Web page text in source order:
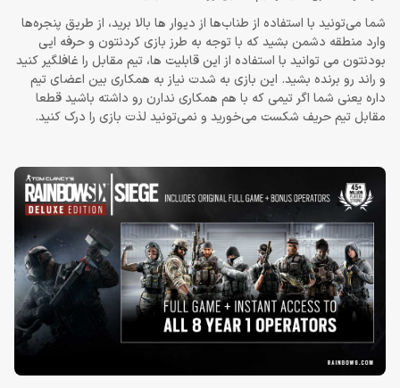
شما می‌تونید با استفاده از طناب‌ها از دیوار ها بالا برید، از طریق پنجره‌ها
وارد منطقه دشمن بشید که با توجه به طرز بازی کردنتون و حرفه ایی
بودنتون می توانید با استفاده از این قابلیت ها، تیم مقابل را غافلگیر کنید
و راند رو برنده بشید. این بازی به شدت نیاز به همکاری بین اعضای تیم
داره یعنی شما اگر تیمی که با هم همکاری ندارن رو داشته باشید قطعا
مقابل تیم حریف شکست می‌خورید و نمی‌تونید لذت بازی را درک کنید.